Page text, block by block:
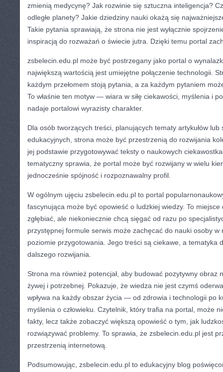
zmienią medycynę? Jak rozwinie się sztuczna inteligencja?
odległe planety? Jakie dziedziny nauki okażą się
Takie pytania sprawiają, że strona nie jest wyłącznie
inspiracją do rozważań o świecie jutra. Dzięki temu portal
zsbelecin.edu.pl może być postrzegany jako portal o
największą wartością jest umiejętne połączenie technologii.
każdym przełomem stoją pytania, a za każdym pytaniem
To właśnie ten motyw — wiara w siłę ciekawości, myślenia i
nadaje portalowi wyrazisty charakter.
Dla osób tworzących treści, planujących tematy artykułów lub
edukacyjnych, strona może być przestrzenią do rozwijania
jej podstawie przygotowywać teksty o naukowych
tematyczny sprawia, że portal może być rozwijany w wielu
jednocześnie spójność i rozpoznawalny profil.
W ogólnym ujęciu zsbelecin.edu.pl to portal
fascynująca może być opowieść o ludzkiej wiedzy. To
zgłębiać, ale niekoniecznie chcą sięgać od razu po
przystępnej formule serwis może zachęcać do nauki osoby w
poziomie przygotowania. Jego treści są ciekawe, a tematyka
dalszego rozwijania.
Strona ma również potencjał, aby budować pozytywny obraz
żywej i potrzebnej. Pokazuje, że wiedza nie jest czymś
wpływa na każdy obszar życia — od zdrowia i technologii po
myślenia o człowieku. Czytelnik, który trafia na portal, może
fakty, lecz także zobaczyć większą opowieść o tym, jak
rozwiązywać problemy. To sprawia, że zsbelecin.edu.pl jest
przestrzenią internetową.
Podsumowując, zsbelecin.edu.pl to edukacyjny blog